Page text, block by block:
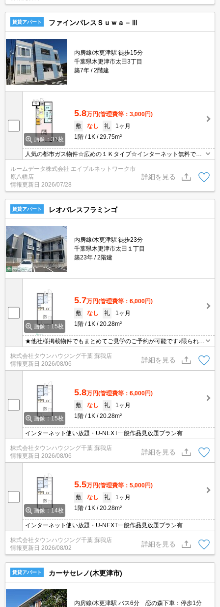
賃貸アパート ファインパレスＳｕｗａ－Ⅲ
内房線/木更津駅 徒歩15分
千葉県木更津市太田3丁目
築7年
2階建
画像：31枚
5.8万円(管理費等：3,000円)
敷
なし 礼
1ヶ月
1階
1K 29.75m²
人気の都市ガス物件☆広めの１Ｋタイプ☆インターネット無料です♪
通勤・通学に便利なＪＲ内房線木更津駅、徒歩１４分のオススメ物
件の紹介です♪ 人気の都市ガス物件で光熱費がお徳♪さらにインター
ネットも無料です☆ ベランダ前が開けているので、日当りはバッチ
リです☆ １Ｋだけど、広めの９.１帖です！
ルームデータ株式会社 エイブルネットワーク市
原八幡店
情報更新日 2026/07/28
詳細を見る
賃貸アパート レオパレスフラミンゴ
内房線/木更津駅 徒歩23分
千葉県木更津市太田１丁目
築23年
2階建
画像：15枚
5.7万円(管理費等：6,000円)
敷
なし 礼
1ヶ月
1階
1K 20.28m²
★他社様掲載物件でもまとめてご見学のご予約が可能です♪限られた
お時間の中で効率よくお部屋探しができるようにお手伝いさせてい
ただきます！お気軽にお問合せ下さい♪
株式会社タウンハウジング千葉 蘇我店
情報更新日 2026/08/06
詳細を見る
画像：15枚
5.8万円(管理費等：6,000円)
敷
なし 礼
1ヶ月
1階
1K 20.28m²
インターネット使い放題・U-NEXT一般作品見放題プラン有
株式会社タウンハウジング千葉 蘇我店
情報更新日 2026/08/06
詳細を見る
画像：14枚
5.5万円(管理費等：5,000円)
敷
なし 礼
1ヶ月
1階
1K 20.28m²
インターネット使い放題・U-NEXT一般作品見放題プラン有
株式会社タウンハウジング千葉 蘇我店
情報更新日 2026/08/02
詳細を見る
賃貸アパート カーサセレノ(木更津市)
内房線/木更津駅 バス6分 恋の森下車：停歩1分